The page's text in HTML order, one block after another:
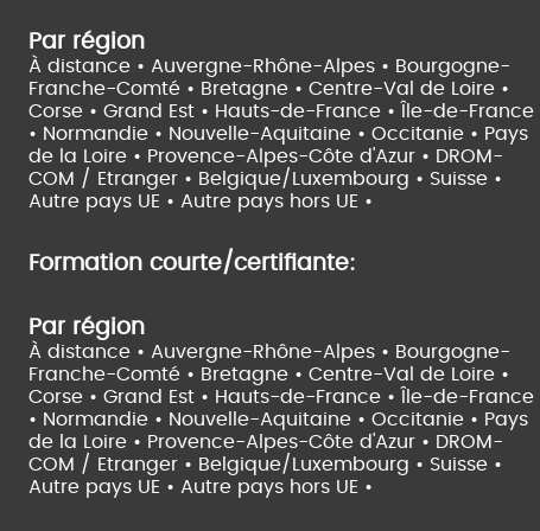
Par région
À distance • Auvergne-Rhône-Alpes • Bourgogne-
Franche-Comté • Bretagne • Centre-Val de Loire •
Corse • Grand Est • Hauts-de-France •
Île-de-France
• Normandie • Nouvelle-Aquitaine • Occitanie • Pays
de la Loire • Provence-Alpes-Côte d'Azur • DROM-
COM / Etranger • Belgique/Luxembourg • Suisse •
Autre pays UE • Autre pays hors UE •
Formation courte/certifiante:
Par région
À distance • Auvergne-Rhône-Alpes • Bourgogne-
Franche-Comté • Bretagne • Centre-Val de Loire •
Corse • Grand Est • Hauts-de-France •
Île-de-France
• Normandie • Nouvelle-Aquitaine • Occitanie • Pays
de la Loire • Provence-Alpes-Côte d'Azur • DROM-
COM / Etranger • Belgique/Luxembourg • Suisse •
Autre pays UE • Autre pays hors UE •